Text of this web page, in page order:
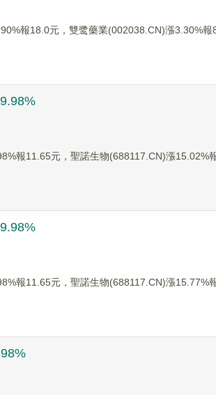
報18.0元，雙鹭藥業(002038.CN)漲3.30%報
報11.65元，聖諾生物(688117.CN)漲15.02%
報11.65元，聖諾生物(688117.CN)漲15.77%